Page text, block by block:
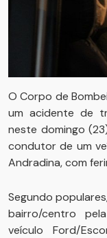
O Corpo de
um acidente de
neste domingo
condutor de um
Andradina, com
Segundo
bairro/centro
veículo Ford/